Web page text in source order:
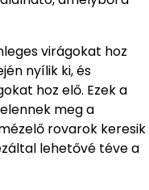
virágokat hoz
nyílik ki, és
hoz elő. Ezek a
meg a
rovarok keresik
lehetővé téve a